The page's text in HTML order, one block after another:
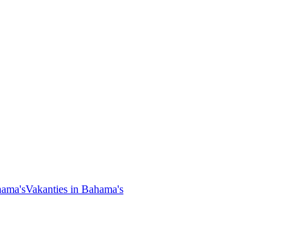
Vakanties in Bahama's